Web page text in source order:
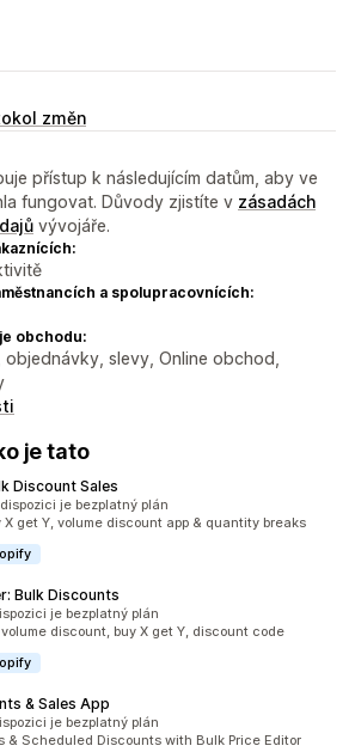
změn
přístup k následujícím datům, aby ve
fungovat. Důvody zjistíte v zásadách
vývojáře.
a spolupracovnících:
obchodu:
slevy, Online obchod,
je tato
Discount Sales
1184
dispozici je bezplatný plán
X get Y, volume discount app & quantity breaks
Bulk Discounts
228
je bezplatný plán
discount, buy X get Y, discount code
& Sales App
478
je bezplatný plán
& Scheduled Discounts with Bulk Price Editor